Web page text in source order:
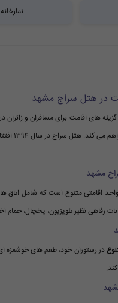
نمازخانه
در هتل سراج مشهد
های اقامت برای مسافران و
مشهد
سراج دارای ۶ طبقه و ۵۶ واحد اقامتی
رفاهی نظیر تلویزیون، یخچال،
در رستوران خود، طعم های خوشمزه